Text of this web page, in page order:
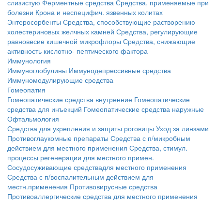
слизистую Ферментные средства Средства, применяемые при
болезни Крона и неспецифич. язвенных колитах
Энтеросорбенты Средства, способствующие растворению
холестериновых желчных камней Средства, регулирующие
равновесие кишечной микрофлоры Средства, снижающие
активность кислотно- пептического фактора
Иммунология
Иммуноглобулины Иммунодепрессивные средства
Иммуномодулирующие средства
Гомеопатия
Гомеопатические средства внутренние Гомеопатические
средства для инъекций Гомеопатические средства наружные
Офтальмология
Средства для укрепления и защиты роговицы Уход за линзами
Противоглаукомные препараты Средства с п/микробным
действием для местного применения Средства, стимул.
процессы регенерации для местного примен.
Сосудосуживающие средствадля местного применения
Средства с п/воспалительным действием для
местн.применения Противовирусные средства
Противоаллергические средства для местного применения